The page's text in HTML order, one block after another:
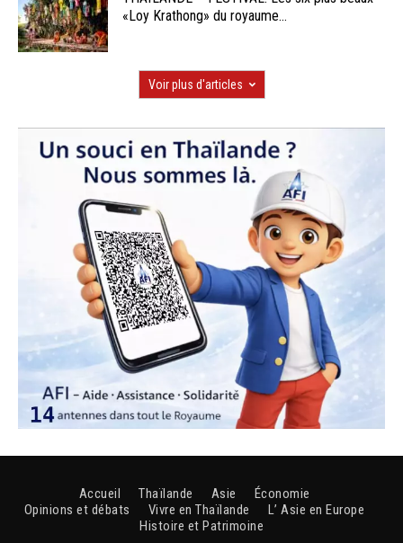
«Loy Krathong» du royaume...
Voir plus d'articles
Accueil Thaïlande Asie
Économie
Opinions et débats
Vivre en Thaïlande
L’ Asie en Europe
Histoire et Patrimoine